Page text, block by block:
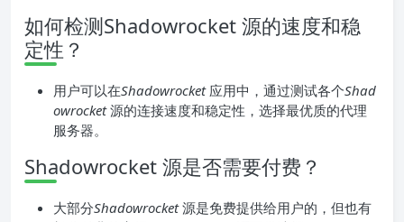
如何检测Shadowrocket 源的速度和稳
定性？
用户可以在Shadowrocket应用中，通过测试各个Shad
owrocket源的连接速度和稳定性，选择最优质的代理
服务器。
Shadowrocket 源是否需要付费？
大部分Shadowrocket源是免费提供给用户的，但也有